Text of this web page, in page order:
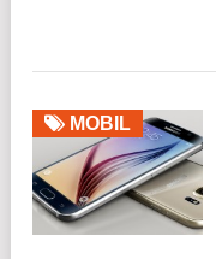
MOBIL